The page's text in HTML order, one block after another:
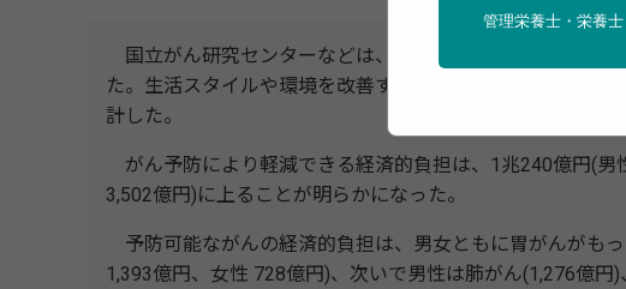
国立がん研究センターなどは、日本人のがんによる経済的
た。生活スタイルや環境を改善することで予防が可能ながん
計した。
がん予防により軽減できる経済的負担は、1兆240億円(男
3,502億円)に上ることが明らかになった。
予防可能ながんの経済的負担は、男女ともに胃がんがも
1,393億円、女性 728億円)、次いで男性は肺がん(1,276億円
管理栄養士・栄養士